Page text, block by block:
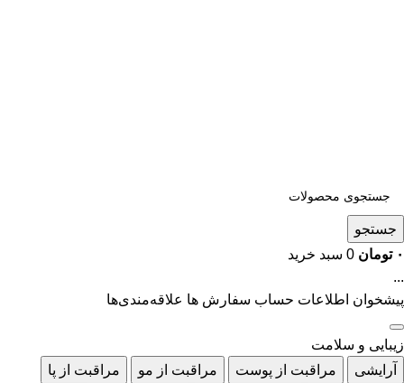
جستجو
۰ تومان 0 سبد خرید
...
پیشخوان اطلاعات حساب سفارش ها علاقه‌مندی‌ها
زیبایی و سلامت
آرایشی
مراقبت از پوست مراقبت از مو
مراقبت از پا